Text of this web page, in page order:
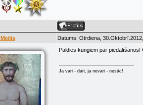
Meilis Datums: Otrdiena,
Paldies kungiem par
Ja vari - dari, ja nevari - nesāc!